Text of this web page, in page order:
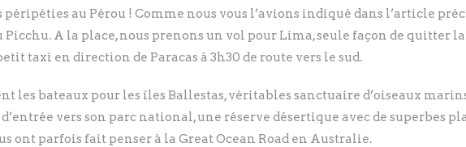
péripéties au Pérou ! Comme nous vous l’avions indiqué dans l’article
Picchu. A la place, nous prenons un vol pour Lima, seule façon de quitter
taxi en direction de Paracas à 3h30 de route vers le sud.
les bateaux pour les îles Ballestas, véritables sanctuaire d’oiseaux
vers son parc national, une réserve désertique avec de superbes
ont parfois fait penser à la Great Ocean Road en Australie.